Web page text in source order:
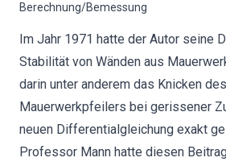
Berechnung/Bemessung
Im Jahr 1971 hatte der Autor seine
Stabilität von Wänden aus
darin unter anderem das Knicken
Mauerwerkpfeilers bei gerissener
neuen Differentialgleichung exakt
Professor Mann hatte diesen